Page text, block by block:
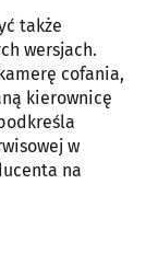
także
wersjach.
cofania,
kierownicę
w
na